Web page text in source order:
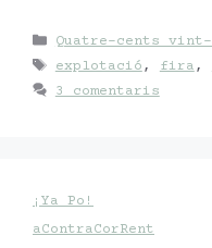
Categories
Quatre-cents
Etiquetes
explotació , fira ,
3 comentaris
¡Ya Po!
aContraCorRent